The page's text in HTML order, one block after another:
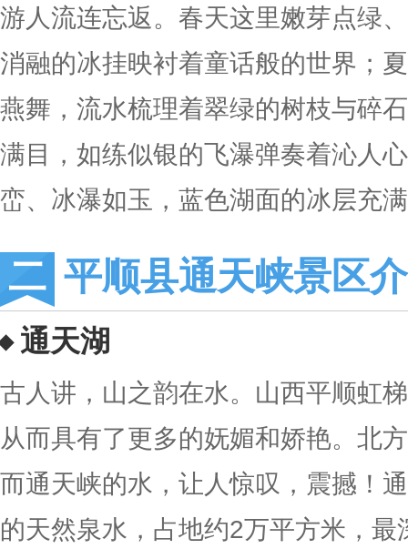
游人流连忘返。春天这里嫩芽点绿
消融的冰挂映衬着童话般的世界；
燕舞，流水梳理着翠绿的树枝与碎
满目，如练似银的飞瀑弹奏着沁人
峦、冰瀑如玉，蓝色湖面的冰层充
平顺县通天峡景区
通天湖
古人讲，山之韵在水。山西平顺虹
从而具有了更多的妩媚和娇艳。北
而通天峡的水，让人惊叹，震撼！
的天然泉水，占地约2万平方米，